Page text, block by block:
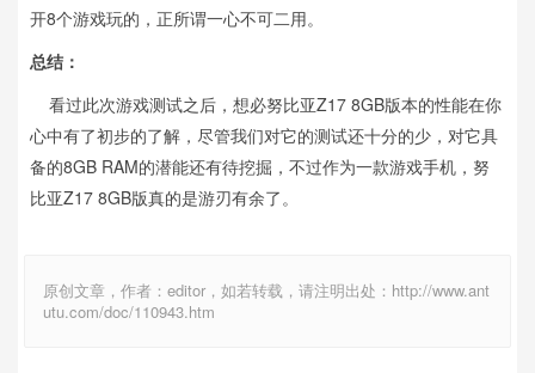
开8个游戏玩的，正所谓一心不可二用。
总结：
看过此次游戏测试之后，想必努比亚Z17 8GB版本的性能在你
心中有了初步的了解，尽管我们对它的测试还十分的少，对它具
备的8GB RAM的潜能还有待挖掘，不过作为一款游戏手机，努
比亚Z17 8GB版真的是游刃有余了。
原创文章，作者：editor，如若转载，请注明出处：http://www.ant
utu.com/doc/110943.htm